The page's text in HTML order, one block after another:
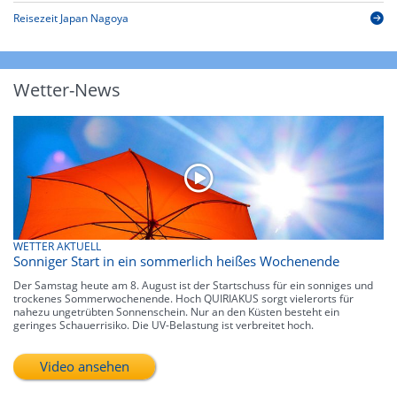
Reisezeit Japan Nagoya
Wetter-News
WETTER AKTUELL
Sonniger Start in ein sommerlich heißes Wochenende
Der Samstag heute am 8. August ist der Startschuss für ein sonniges und
trockenes Sommerwochenende. Hoch QUIRIAKUS sorgt vielerorts für
nahezu ungetrübten Sonnenschein. Nur an den Küsten besteht ein
geringes Schauerrisiko. Die UV-Belastung ist verbreitet hoch.
Video ansehen